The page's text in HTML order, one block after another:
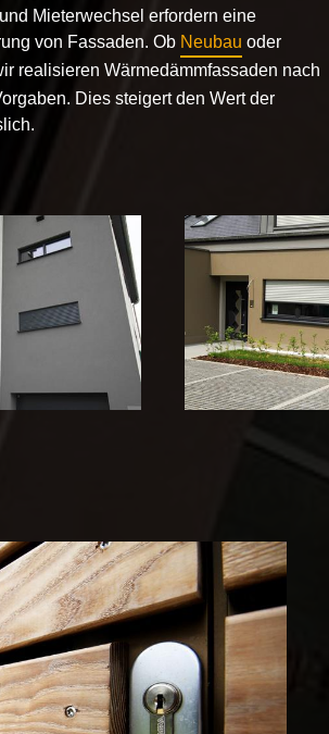
Mieterwechsel erfordern eine
von Fassaden. Ob Neubau oder
realisieren Wärmedämmfassaden nach
Dies steigert den Wert der